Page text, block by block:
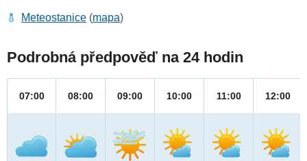
Meteostanice (mapa)
Podrobná předpověď na 24 hodin
07:00 08:00 09:00 10:00 11:00 12:00